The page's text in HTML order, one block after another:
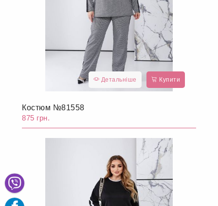
Детальніше Купити
Костюм №81558
875 грн.